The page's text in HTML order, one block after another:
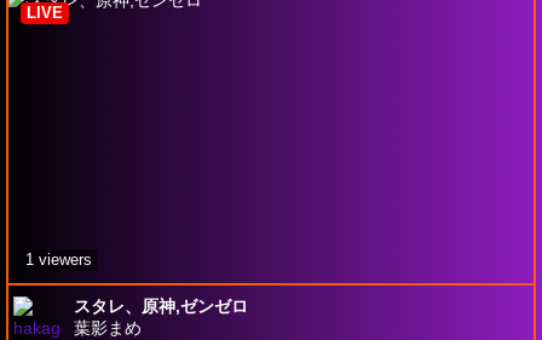
スタレ、原神,ゼンゼロ
葉影まめ
LIVE
1 viewers